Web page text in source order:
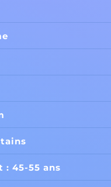
: 45-55 ans